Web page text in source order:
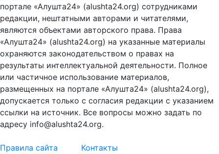
портале «Алушта24» (alushta24.org) сотрудниками
редакции, нештатными авторами и читателями,
являются объектами авторского права. Права
«Алушта24» (alushta24.org) на указанные материалы
охраняются законодательством о правах на
результаты интеллектуальной деятельности. Полное
или частичное использование материалов,
размещенных на портале «Алушта24» (alushta24.org),
допускается только с согласия редакции с указанием
ссылки на источник. Все вопросы можно задать по
адресу info@alushta24.org.
Правила сайта Контакты